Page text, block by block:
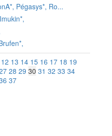
Pégasys*, Ro...
12 13 14 15 16 17 18 19
28 29 30 31 32 33 34
37